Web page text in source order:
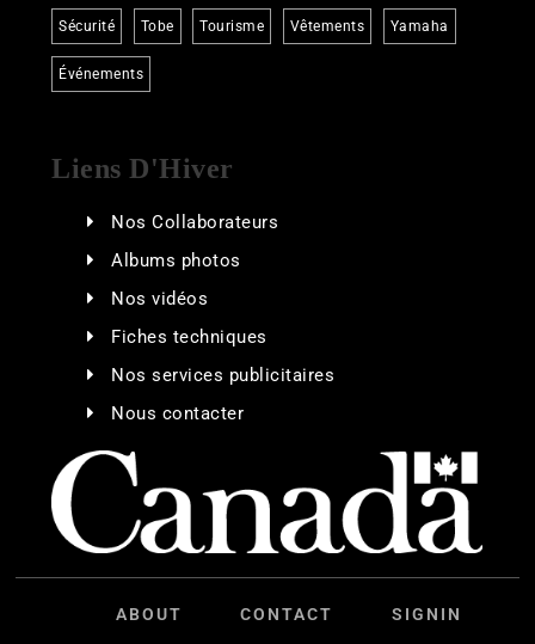
Sécurité Tobe Tourisme Vêtements Yamaha
Événements
Liens D'Hiver
Nos Collaborateurs
Albums photos
Nos vidéos
Fiches techniques
Nos services publicitaires
Nous contacter
ABOUT CONTACT SIGNIN